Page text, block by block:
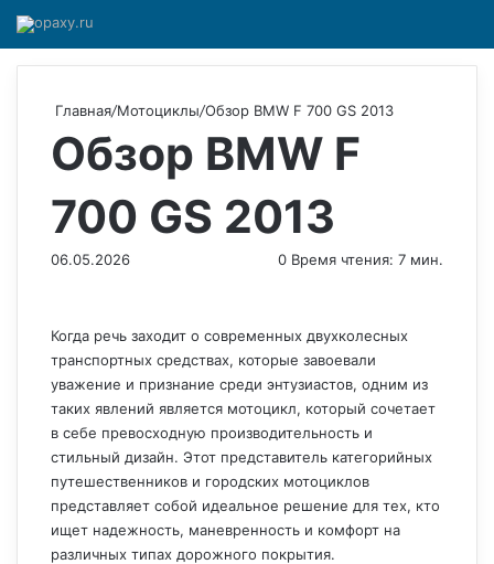
Главная/Мотоциклы/Обзор BMW F 700 GS 2013
Обзор BMW F
700 GS 2013
06.05.2026 0 Время чтения: 7 мин.
Когда речь заходит о современных двухколесных
транспортных средствах, которые завоевали
уважение и признание среди энтузиастов, одним из
таких явлений является мотоцикл, который сочетает
в себе превосходную производительность и
стильный дизайн. Этот представитель категорийных
путешественников и городских мотоциклов
представляет собой идеальное решение для тех, кто
ищет надежность, маневренность и комфорт на
различных типах дорожного покрытия.